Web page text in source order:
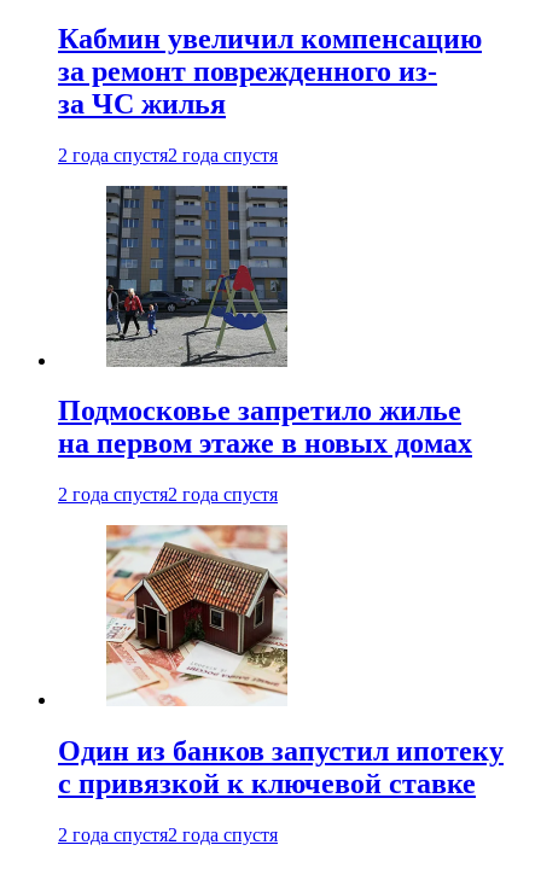
Кабмин увеличил компенсацию
за ремонт поврежденного из-
за ЧС жилья
2 года спустя2 года спустя
Подмосковье запретило жилье
на первом этаже в новых домах
2 года спустя2 года спустя
Один из банков запустил ипотеку
с привязкой к ключевой ставке
2 года спустя2 года спустя